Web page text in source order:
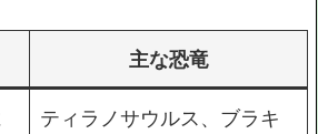
主な恐竜
ティラノサウルス、ブラキ